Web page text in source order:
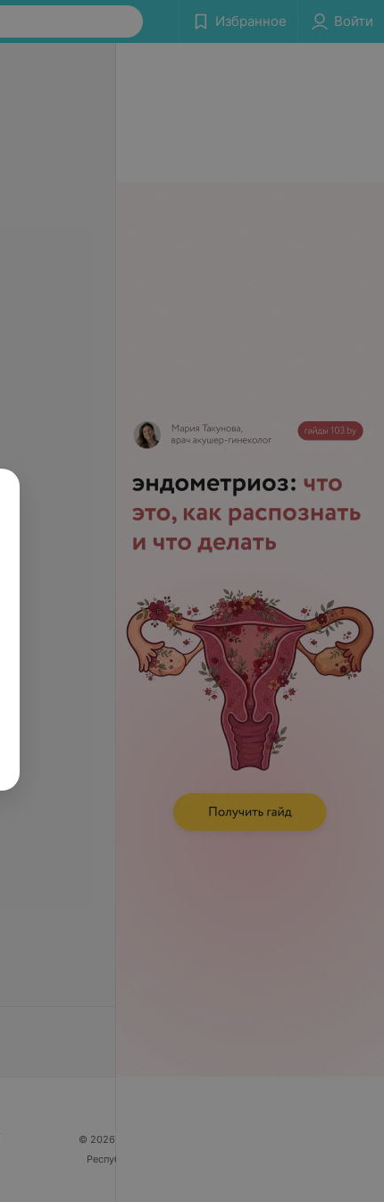
Избранное Войти
© 2026 ООО «Артокс Лаб», УНП 191700409
Республика Беларусь, г. Минск, улица Толбухина, 2,